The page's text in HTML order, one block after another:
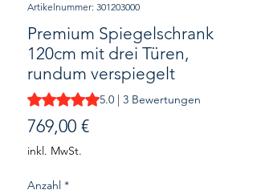
Artikelnummer: 301203000
Premium Spiegelschrank
120cm mit drei Türen,
rundum verspiegelt
Das Rating beträgt 5.0 von fünf
5.0 | 3 Bewertungen
769,00 €Preis
inkl. MwSt.
Anzahl *